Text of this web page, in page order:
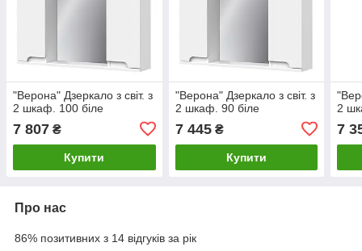
"Верона" Дзеркало з світ. з
2 шкаф. 100 біле
7 807 ₴
Купити
"Верона" Дзеркало з світ. з
2 шкаф. 90 біле
7 445₴
Купити
2
7
Про нас
86% позитивних з 14 відгуків за рік